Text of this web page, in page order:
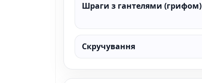
Шраги з гантелями (грифом)
Скручування